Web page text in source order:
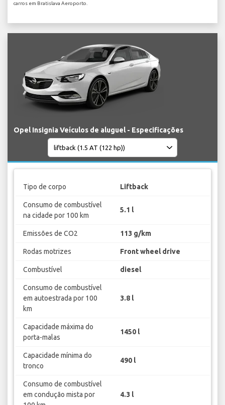
carros em Bratislava Aeroporto.
Opel Insignia Veículos de aluguel - Especificações
Tipo de corpo Liftback
Consumo de combustível
na cidade por 100 km
5.1 l
Emissões de CO2 113 g/km
Rodas motrizes Front wheel drive
Combustível diesel
Consumo de combustível
em autoestrada por 100
km
3.8 l
Capacidade máxima do
porta-malas
1450 l
Capacidade mínima do
tronco
490 l
Consumo de combustível
em condução mista por
4.3 l